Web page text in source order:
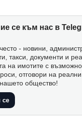
се към нас в
- новини,
такси, документи и
на имотите с
отговори на
общество!
се